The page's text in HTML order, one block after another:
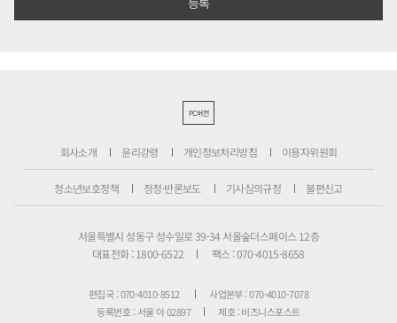
PC버전
회사소개 윤리강령 개인정보처리방침 이용자위원회
청소년보호정책 정정·반론보도 기사심의규정 불편신고
서울특별시 성동구 성수일로 39-34 서울숲더스페이스 12층
대표전화 : 1800-6522
팩스 : 070-4015-8658
편집국 : 070-4010-8512
사업본부 : 070-4010-7078
등록번호 : 서울 아 02897
제호 : 비즈니스포스트